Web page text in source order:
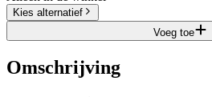
Kies alternatief
Voeg toe
Omschrijving